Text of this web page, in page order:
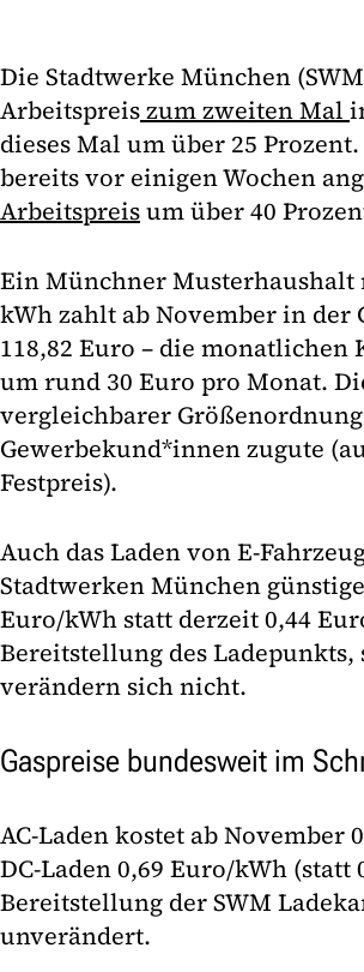
Die Stadtwerke München
Arbeitspreiszum zweiten Mal
dieses Mal um über 25
bereits vor einigen Wochen
Arbeitspreisum über 40
Ein Münchner Musterhaushalt
kWh zahlt ab November in der
118,82 Euro – die
um rund 30 Euro pro Monat.
vergleichbarer
Gewerbekund*innen zugute
Festpreis).
Auch das Laden von E-
Stadtwerken München
Euro/kWh statt derzeit 0,44
Bereitstellung des
verändern sich nicht.
Gaspreise bundesweit im
AC-Laden kostet ab November
DC-Laden 0,69 Euro/kWh
Bereitstellung der SWM
unverändert.